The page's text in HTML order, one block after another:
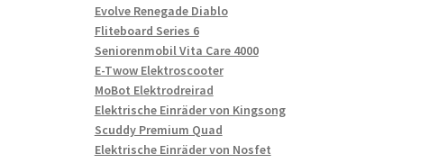
Evolve Renegade Diablo
Fliteboard Series 6
Seniorenmobil Vita Care 4000
E-Twow Elektroscooter
MoBot Elektrodreirad
Elektrische Einräder von Kingsong
Scuddy Premium Quad
Elektrische Einräder von Nosfet